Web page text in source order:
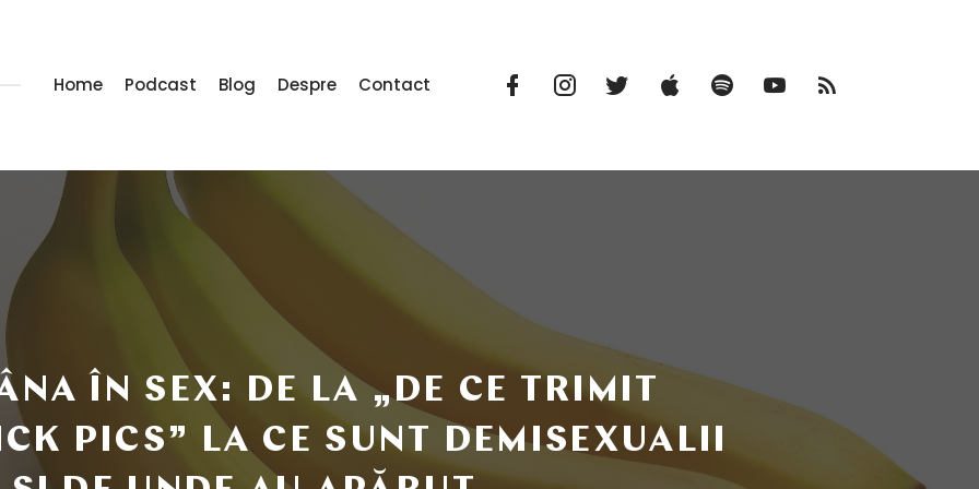
Home Podcast Blog Despre Contact Facebook
Profile
Instagram
Twitter iTunes Spotify Youtube
ÎN SEX: DE LA „DE CE TRIMIT
PICS” LA CE SUNT DEMISEXUALII